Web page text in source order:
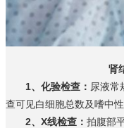
肾
1、化验检查： 尿液常
查可见白细胞总数及嗜中性
2、X线检查： 拍腹部